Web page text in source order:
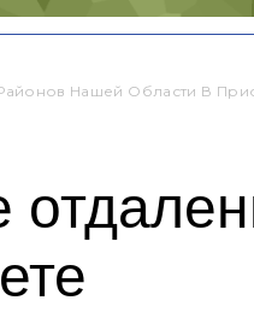
Нашей Области В